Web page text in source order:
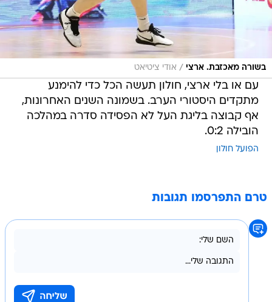
בשורה מאכזבת. ארצי / אודי ציטיאט
עם או בלי ארצי, חולון תעשה הכל כדי להימנע
מתקדים היסטורי הערב. בשמונה השנים האחרונות,
אף קבוצה בליגת העל לא הפסידה סדרה במהלכה
הובילה 0:2.
הפועל חולון
טרם התפרסמו תגובות